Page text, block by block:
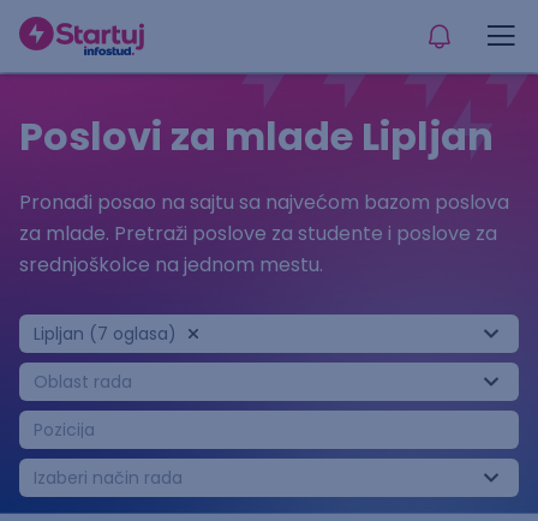
Poslovi za mlade Lipljan
Pronađi posao na sajtu sa najvećom bazom poslova
za mlade. Pretraži poslove za studente i poslove za
srednjoškolce na jednom mestu.
Lipljan (7 oglasa)
Oblast rada
Pozicija
Izaberi način rada